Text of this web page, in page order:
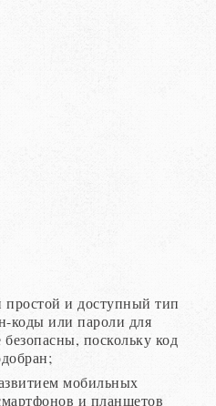
и доступный тип
или пароли для
поскольку код
мобильных
и планшетов